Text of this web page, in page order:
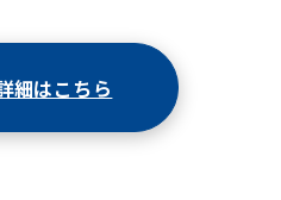
細はこちら